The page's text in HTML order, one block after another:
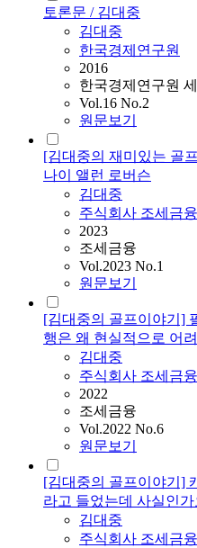
토론문 / 김대중
김대중
한국경제연구원
2016
한국경제연구원
Vol.16 No.2
원문보기
[김대중의 재미있는 골
나이 앨런 로버슨
김대중
주식회사 조세금
2023
조세금융
Vol.2023 No.1
원문보기
[김대중의 골프이야기]
행은 왜 현실적으로 어
김대중
주식회사 조세금
2022
조세금융
Vol.2022 No.6
원문보기
[김대중의 골프이야기]
라고 들었는데 사실인가
김대중
주식회사 조세금